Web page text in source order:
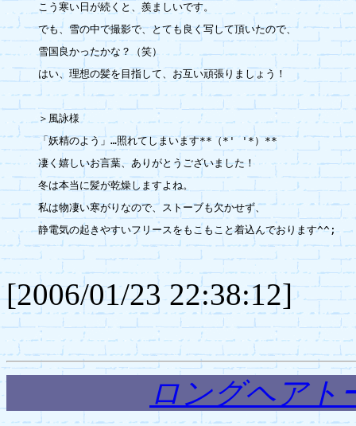
こう寒い日が続くと、羨ましいです。
でも、雪の中で撮影で、とても良く写して頂いたので、
雪国良かったかな？（笑）
はい、理想の髪を目指して、お互い頑張りましょう！
＞風詠様
「妖精のよう」…照れてしまいます**（*' '*）**
凄く嬉しいお言葉、ありがとうございました！
冬は本当に髪が乾燥しますよね。
私は物凄い寒がりなので、ストーブも欠かせず、
静電気の起きやすいフリースをもこもこと着込んでおります^^;
[2006/01/23 22:38:12]
ロングヘアト